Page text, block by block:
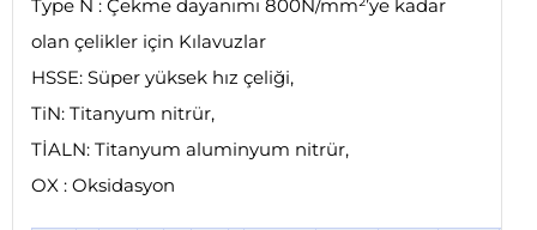
Type N : Çekme dayanımı 800N/mm²’ye kadar
olan çelikler için Kılavuzlar
HSSE: Süper yüksek hız çeliği,
TiN: Titanyum nitrür,
TİALN: Titanyum aluminyum nitrür,
OX : Oksidasyon